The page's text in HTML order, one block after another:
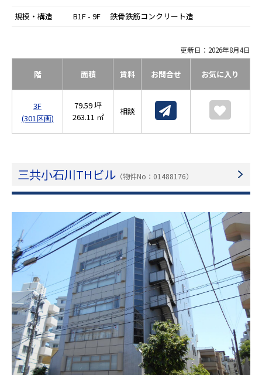
規模・構造
B1F - 9F 鉄骨鉄筋コンクリート造
更新日：2026年8月4日
階 面積 賃料 お問合せ お気に入り
3F
(301区画)
79.59 坪
263.11 ㎡
相談
三共小石川THビル （物件No：01488176）